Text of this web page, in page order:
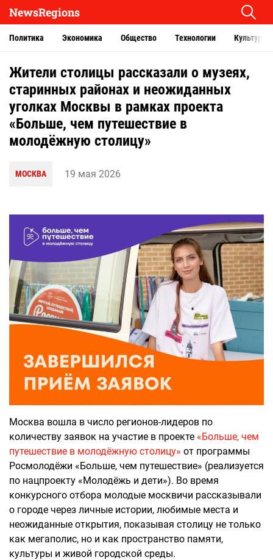
NewsRegions
Политика Экономика Общество Технологии Культура
Жители столицы рассказали о музеях,
старинных районах и неожиданных
уголках Москвы в рамках проекта
«Больше, чем путешествие в
молодёжную столицу»
МОСКВА 19 мая 2026
Москва вошла в число регионов-лидеров по
количеству заявок на участие в проекте «Больше, чем
путешествие в молодёжную столицу» от программы
Росмолодёжи «Больше, чем путешествие» (реализуется
по нацпроекту «Молодёжь и дети»). Во время
конкурсного отбора молодые москвичи рассказывали
о городе через личные истории, любимые места и
неожиданные открытия, показывая столицу не только
как мегаполис, но и как пространство памяти,
культуры и живой городской среды.